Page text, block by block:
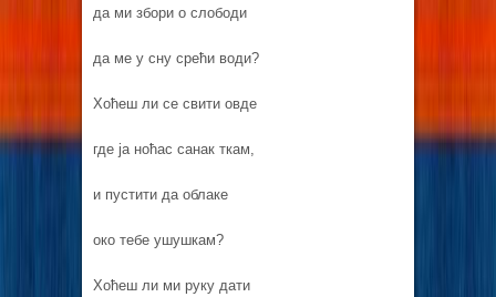
да ми збори о слободи
да ме у сну срећи води?
Хоћеш ли се свити овде
где ја ноћас санак ткам,
и пустити да облаке
око тебе ушушкам?
Хоћеш ли ми руку дати